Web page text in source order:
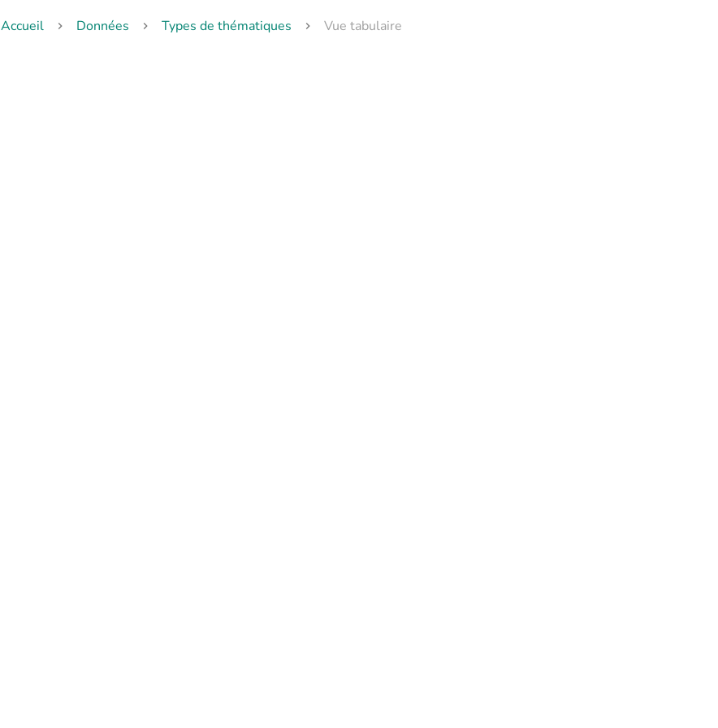
Accueil Données Types de thématiques Vue tabulaire